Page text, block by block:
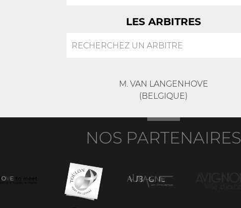
LES ARBITRES
M. VAN LANGENHOVE
(BELGIQUE)
NOS PARTENAIRES